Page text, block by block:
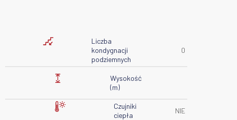
Liczba
kondygnacji
podziemnych
0
Wysokość
(m)
Czujniki
ciepła
NIE